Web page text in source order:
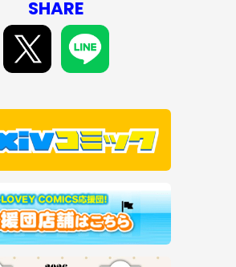
SHARE